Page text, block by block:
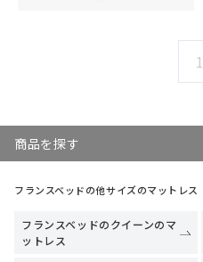
1
商品を探す
フランスベッドの他サイズのマットレス
フランスベッドのクイーンのマ
ットレス